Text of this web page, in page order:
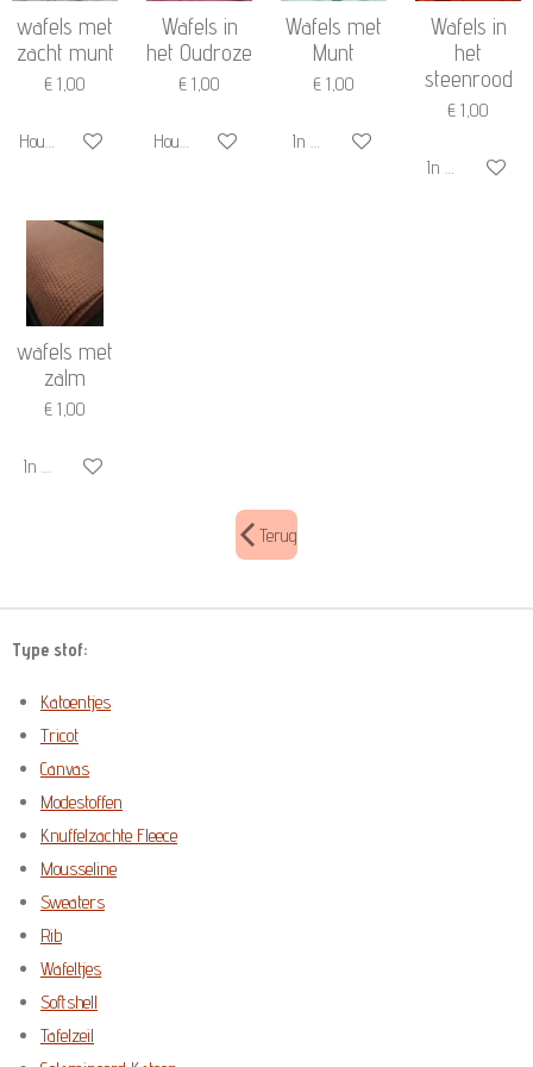
wafels met
zacht munt
€ 1,00
Houd mij op de hoogte
Wafels in
het Oudroze
€ 1,00
Houd mij op de hoogte
Wafels met
Munt
€ 1,00
In winkelwagen
Wafels in
het
steenrood
€ 1,00
In
wafels met
zalm
€ 1,00
In winkelwagen
Terug
Type stof:
Katoentjes
Tricot
Canvas
Modestoffen
Knuffelzachte Fleece
Mousseline
Sweaters
Rib
Wafeltjes
Softshell
Tafelzeil